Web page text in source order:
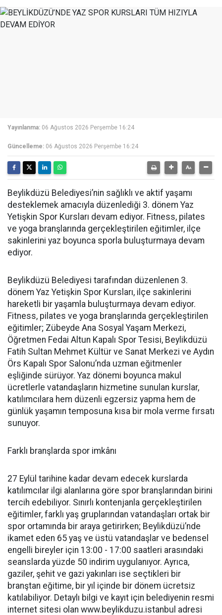
Yayınlanma: 06 Ağustos 2026 Perşembe 16:24
Güncelleme: 06 Ağustos 2026 Perşembe 16:24
Beylikdüzü Belediyesi’nin sağlıklı ve aktif yaşamı
desteklemek amacıyla düzenlediği 3. dönem Yaz
Yetişkin Spor Kursları devam ediyor. Fitness, pilates
ve yoga branşlarında gerçekleştirilen eğitimler, ilçe
sakinlerini yaz boyunca sporla buluşturmaya devam
ediyor.
Beylikdüzü Belediyesi tarafından düzenlenen 3.
dönem Yaz Yetişkin Spor Kursları, ilçe sakinlerini
hareketli bir yaşamla buluşturmaya devam ediyor.
Fitness, pilates ve yoga branşlarında gerçekleştirilen
eğitimler; Zübeyde Ana Sosyal Yaşam Merkezi,
Öğretmen Fedai Altun Kapalı Spor Tesisi, Beylikdüzü
Fatih Sultan Mehmet Kültür ve Sanat Merkezi ve Aydın
Örs Kapalı Spor Salonu’nda uzman eğitmenler
eşliğinde sürüyor. Yaz dönemi boyunca makul
ücretlerle vatandaşların hizmetine sunulan kurslar,
katılımcılara hem düzenli egzersiz yapma hem de
günlük yaşamın temposuna kısa bir mola verme fırsatı
sunuyor.
Farklı branşlarda spor imkânı
27 Eylül tarihine kadar devam edecek kurslarda
katılımcılar ilgi alanlarına göre spor branşlarından birini
tercih edebiliyor. Sınırlı kontenjanla gerçekleştirilen
eğitimler, farklı yaş gruplarından vatandaşları ortak bir
spor ortamında bir araya getirirken; Beylikdüzü’nde
ikamet eden 65 yaş ve üstü vatandaşlar ve bedensel
engelli bireyler için 13:00 - 17:00 saatleri arasındaki
seanslarda yüzde 50 indirim uygulanıyor. Ayrıca,
gaziler, şehit ve gazi yakınları ise seçtikleri bir
branştan eğitime, bir yıl içinde bir dönem ücretsiz
katılabiliyor. Detaylı bilgi ve kayıt için belediyenin resmi
internet sitesi olan www.beylikduzu.istanbul adresi